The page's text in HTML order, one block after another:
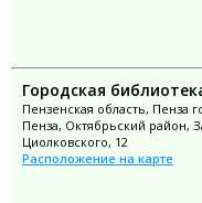
Городская
Пензенская область, Пенза
Пенза, Октябрьский район,
Циолковского, 12
Расположение на карте